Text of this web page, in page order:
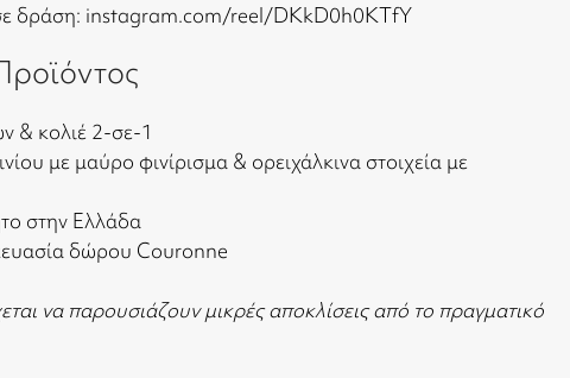
δράση: instagram.com/reel/DKkD0h0KTfY
& κολιέ 2-σε-1
με μαύρο φινίρισμα & ορειχάλκινα στοιχεία με
στην Ελλάδα
δώρου Couronne
να παρουσιάζουν μικρές αποκλίσεις από το πραγματικό